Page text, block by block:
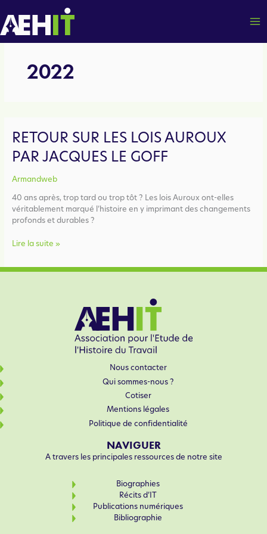
au
contenu
2022
RETOUR SUR LES LOIS AUROUX
PAR JACQUES LE GOFF
Armandweb
40 ans après, trop tard ou trop tôt ? Les lois Auroux ont-elles
véritablement marqué l’histoire en y imprimant des changements
profonds et durables ?
Retour
les
Lire la suite »
Nous contacter
Qui sommes-nous ?
Cotiser
Mentions légales
Politique de confidentialité
NAVIGUER
A travers les principales ressources de notre site
Biographies
Récits d’IT
Publications numériques
Bibliographie